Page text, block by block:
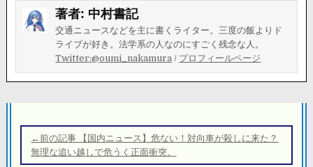
著者: 中村書記
交通ニュースなどを主に書くライター。三度の飯よりド
ライブが好き。法学系の人なのにすごく残念な人。
Twitter:@oumi_nakamura / プロフィールページ
稿
ナ
←前の記事 【国内ニュース】危ない！対向車が殺しに来た？
無理な追い越しで危うく正面衝突。